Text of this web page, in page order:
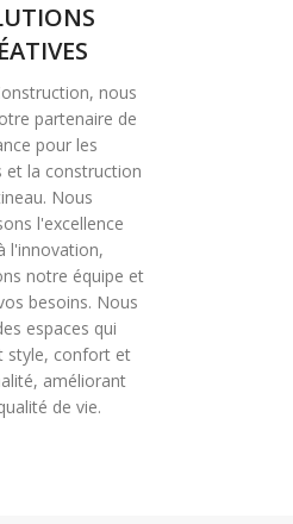
nous
partenaire de
pour les
et la construction
Nous
l'excellence
l'innovation,
notre équipe et
besoins. Nous
espaces qui
style, confort et
améliorant
de vie.